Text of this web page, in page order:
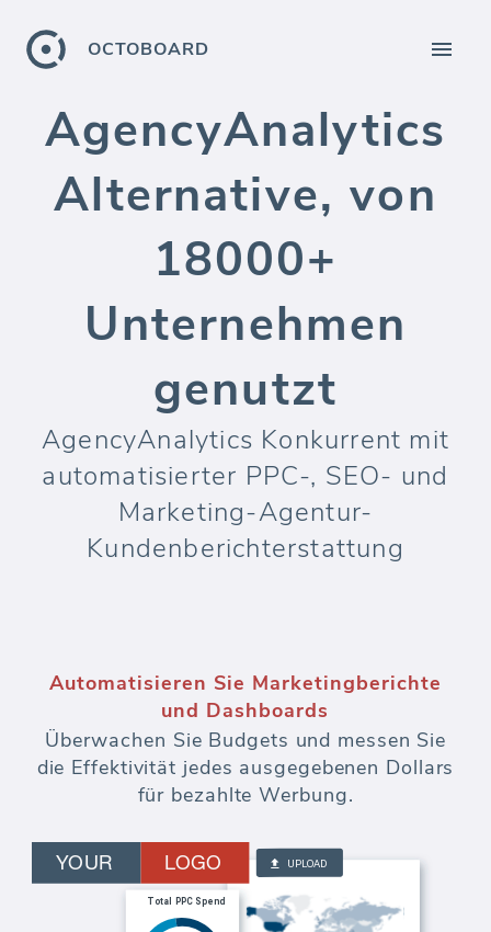
OCTOBOARD
AgencyAnalytics
Alternative, von
18000+
Unternehmen
genutzt
AgencyAnalytics Konkurrent mit
automatisierter PPC-, SEO- und
Marketing-Agentur-
Kundenberichterstattung
Automatisieren Sie Marketingberichte
und Dashboards
Überwachen Sie Budgets und messen Sie
die Effektivität jedes ausgegebenen Dollars
für bezahlte Werbung.